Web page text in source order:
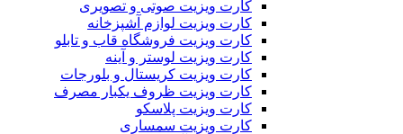
کارت ویزیت صوتی و تصویری
کارت ویزیت لوازم آشپزخانه
کارت ویزیت فروشگاه قاب و تابلو
کارت ویزیت لوستر و آینه
کارت ویزیت کریستال و بلورجات
کارت ویزیت ظروف یکبار مصرف
کارت ویزیت پلاسکو
کارت ویزیت سمساری